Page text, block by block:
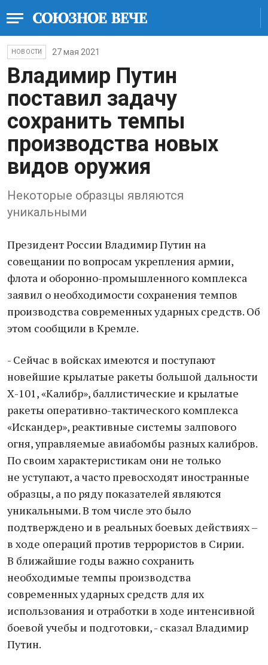
НОВОСТИ 27 мая 2021
Владимир Путин
поставил задачу
сохранить темпы
производства новых
видов оружия
Некоторые образцы являются
уникальными
Президент России Владимир Путин на
совещании по вопросам укрепления армии,
флота и оборонно-промышленного комплекса
заявил о необходимости сохранения темпов
производства современных ударных средств. Об
этом сообщили в Кремле.
- Сейчас в войсках имеются и поступают
новейшие крылатые ракеты большой дальности
Х-101, «Калибр», баллистические и крылатые
ракеты оперативно-тактического комплекса
«Искандер», реактивные системы залпового
огня, управляемые авиабомбы разных калибров.
По своим характеристикам они не только
не уступают, а часто превосходят иностранные
образцы, а по ряду показателей являются
уникальными. В том числе это было
подтверждено и в реальных боевых действиях –
в ходе операций против террористов в Сирии.
В ближайшие годы важно сохранить
необходимые темпы производства
современных ударных средств для их
использования и отработки в ходе интенсивной
боевой учебы и подготовки, - сказал Владимир
Путин.